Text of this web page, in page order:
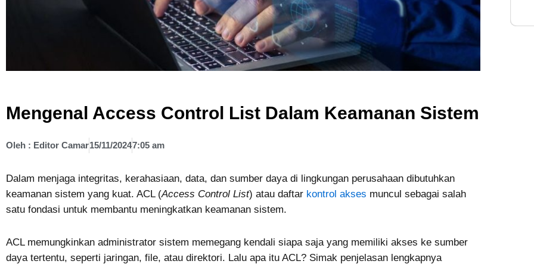
Mengenal Access Control List Dalam Keamanan Sistem
Oleh : Editor Camar15/11/20247:05 am
Dalam menjaga integritas, kerahasiaan, data, dan sumber daya di lingkungan perusahaan dibutuhkan
keamanan sistem yang kuat. ACL (Access Control List) atau daftar kontrol akses muncul sebagai salah
satu fondasi untuk membantu meningkatkan keamanan sistem.
ACL memungkinkan administrator sistem memegang kendali siapa saja yang memiliki akses ke sumber
daya tertentu, seperti jaringan, file, atau direktori. Lalu apa itu ACL? Simak penjelasan lengkapnya